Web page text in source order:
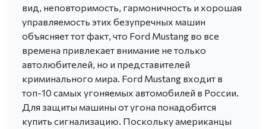
вид, неповторимость, гармоничность и хорошая
управляемость этих безупречных машин
объясняет тот факт, что Ford Mustang во все
времена привлекает внимание не только
автолюбителей, но и представителей
криминального мира. Ford Mustang входит в
топ-10 самых угоняемых автомобилей в России.
Для защиты машины от угона понадобится
купить сигнализацию. Поскольку американцы